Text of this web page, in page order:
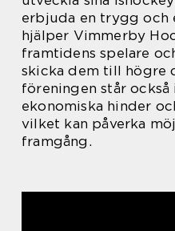
erbjuda en trygg och
hjälper Vimmerby
framtidens spelare
skicka dem till högre
föreningen står
ekonomiska hinder
vilket kan påverka
framgång.